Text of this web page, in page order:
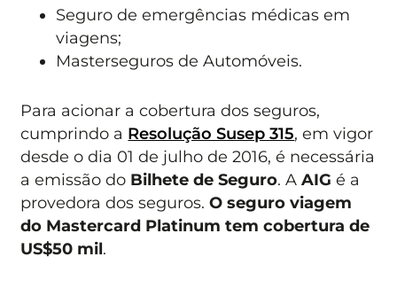
Seguro de emergências médicas em
viagens;
Masterseguros de Automóveis.
Para acionar a cobertura dos seguros,
cumprindo a Resolução Susep 315, em vigor
desde o dia 01 de julho de 2016, é necessária
a emissão do Bilhete de Seguro. AAIG é a
provedora dos seguros.O seguro viagem
do Mastercard Platinum tem cobertura de
US$50 mil.